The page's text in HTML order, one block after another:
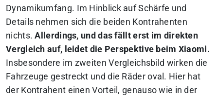
Dynamikumfang. Im Hinblick auf Schärfe und
Details nehmen sich die beiden Kontrahenten
nichts.Allerdings, und das fällt erst im direkten
Vergleich auf, leidet die Perspektive beim Xiaomi.
Insbesondere im zweiten Vergleichsbild wirken die
Fahrzeuge gestreckt und die Räder oval. Hier hat
der Kontrahent einen Vorteil, genauso wie in der